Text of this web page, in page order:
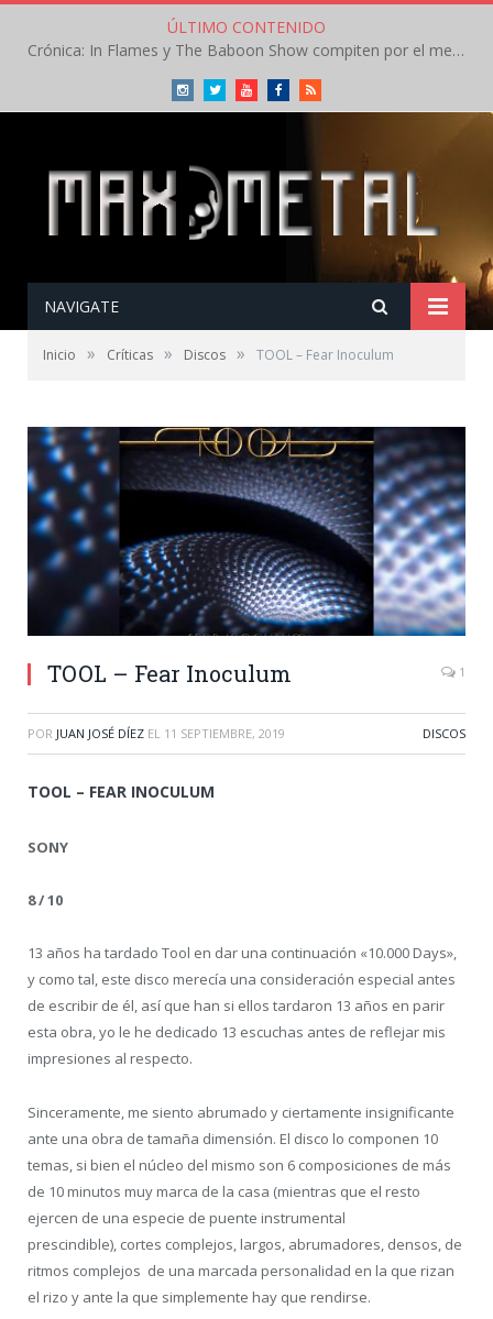
ÚLTIMO CONTENIDO
Crónica: In Flames y The Baboon Show compiten por el mejor concierto del día en el Leyendas del Rock – Viernes – Agosto 2026
InstagramTwitterYoutubeFacebookRSS
NAVIGATE
Inicio » Críticas » Discos » TOOL – Fear Inoculum
TOOL – Fear Inoculum 1
POR JUAN JOSÉ DÍEZ EL 11 SEPTIEMBRE, 2019 DISCOS
TOOL – FEAR INOCULUM
SONY
8 / 10
13 años ha tardado Tool en dar una continuación «10.000 Days»,
y como tal, este disco merecía una consideración especial antes
de escribir de él, así que han si ellos tardaron 13 años en parir
esta obra, yo le he dedicado 13 escuchas antes de reflejar mis
impresiones al respecto.
Sinceramente, me siento abrumado y ciertamente insignificante
ante una obra de tamaña dimensión. El disco lo componen 10
temas, si bien el núcleo del mismo son 6 composiciones de más
de 10 minutos muy marca de la casa (mientras que el resto
ejercen de una especie de puente instrumental
prescindible), cortes complejos, largos, abrumadores, densos, de
ritmos complejos de una marcada personalidad en la que rizan
el rizo y ante la que simplemente hay que rendirse.